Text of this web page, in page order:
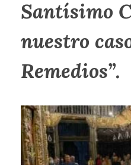
Santísimo
nuestro
Remedios”.